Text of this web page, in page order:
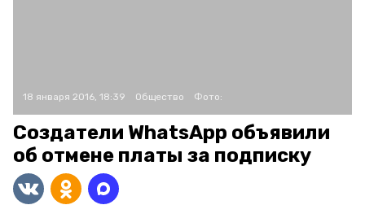
18 января 2016, 18:39 Общество Фото:
Создатели WhatsApp объявили
об отмене платы за подписку